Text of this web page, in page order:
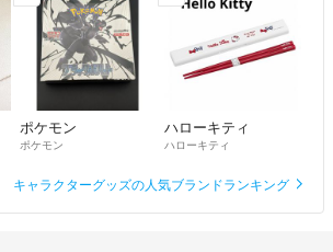
ポケモン
ポケモン
ハローキティ
ハローキティ
キャラクターグッズの人気ブランドランキング